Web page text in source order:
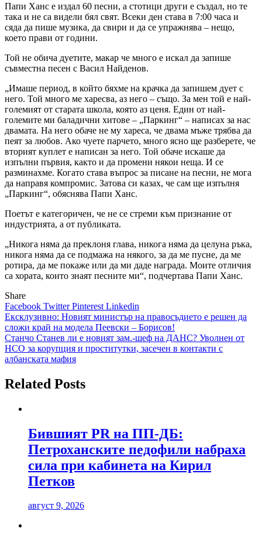
Папи Ханс е издал 60 песни, а стотици други е създал, но те
така и не са видели бял свят. Всеки ден става в 7:00 часа и
сяда да пише музика, да свири и да се упражнява – нещо,
което прави от години.
Той не обича дуетите, макар че много е искал да запише
съвместна песен с Васил Найденов.
„Имаше период, в който бяхме на крачка да запишем дует с
него. Той много ме харесва, аз него – също. За мен той е най-
големият от старата школа, която аз ценя. Един от най-
големите ми баладични хитове – „Паркинг“ – написах за нас
двамата. На него обаче не му хареса, че двама мъже трябва да
пеят за любов. Ако чуете парчето, много ясно ще разберете, че
вторият куплет е написан за него. Той обаче искаше да
изпълни първия, както и да промени някои неща. И се
разминахме. Когато става въпрос за писане на песни, не мога
да направя компромис. Затова си казах, че сам ще изпълня
„Паркинг“, обяснява Папи Ханс.
Поетът е категоричен, че не се стреми към признание от
индустрията, а от публиката.
„Никога няма да преклоня глава, никога няма да целуна ръка,
никога няма да се подмажа на някого, за да ме пусне, да ме
ротира, да ме покаже или да ми даде награда. Моите отличия
са хората, които знаят песните ми“, подчертава Папи Ханс.
Share
Facebook TwitterPinterest Linkedin
Навигация
Ексклузивно: Новият министър на правосъдието е решен да
сложи край на модела Пеевски – Борисов!
Станчо Станев ли е новият зам.-шеф на ДАНС? Уволнен от
НСО за корупция и проститутки, засечен в контакти с
албанската мафия
Related Posts
Бившият PR на ПП-ДБ:
Петроханските педофили набраха
сила при кабинета на Кирил
Петков
август 9, 2026